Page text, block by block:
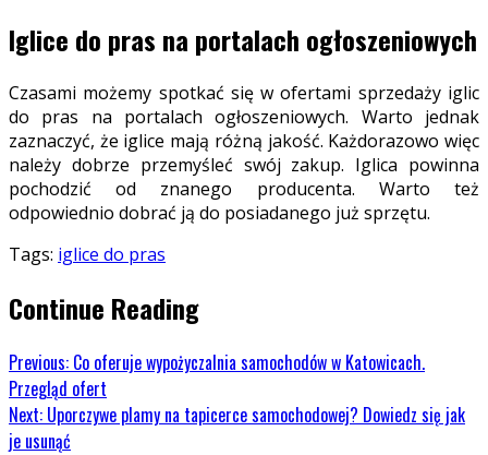
Iglice do pras na portalach ogłoszeniowych
Czasami możemy spotkać się w ofertami sprzedaży iglic
do pras na portalach ogłoszeniowych. Warto jednak
zaznaczyć, że iglice mają różną jakość. Każdorazowo więc
należy dobrze przemyśleć swój zakup. Iglica powinna
pochodzić od znanego producenta. Warto też
odpowiednio dobrać ją do posiadanego już sprzętu.
Tags: iglice do pras
Continue Reading
Previous: Co oferuje wypożyczalnia samochodów w Katowicach.
Przegląd ofert
Next: Uporczywe plamy na tapicerce samochodowej? Dowiedz się jak
je usunąć